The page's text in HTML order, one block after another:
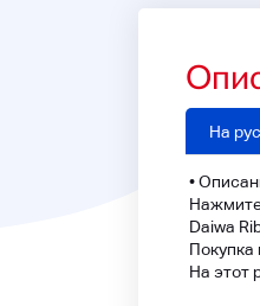
На
•
Нажмите
Daiwa
Покупка
На этот